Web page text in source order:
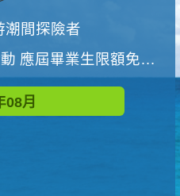
潮間探險者
屆畢業生限額免費參加
08月